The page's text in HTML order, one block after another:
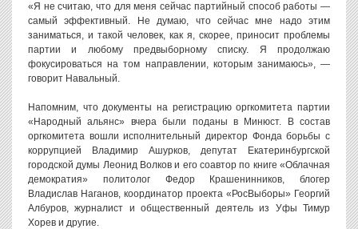
«Я не считаю, что для меня сейчас партийный способ работы —
самый эффективный. Не думаю, что сейчас мне надо этим
заниматься, и такой человек, как я, скорее, приносит проблемы
партии и любому предвыборному списку. Я продолжаю
фокусироваться на том направлении, которым занимаюсь», —
говорит Навальный.
Напомним, что документы на регистрацию оргкомитета партии
«Народный альянс» вчера были поданы в Минюст. В состав
оргкомитета вошли исполнительный директор Фонда борьбы с
коррупцией Владимир Ашурков, депутат Екатеринбургской
городской думы Леонид Волков и его соавтор по книге «Облачная
демократия» политолог Федор Крашенинников, блогер
Владислав Наганов, координатор проекта «РосВыборы» Георгий
Албуров, журналист и общественный деятель из Уфы Тимур
Хорев и другие.